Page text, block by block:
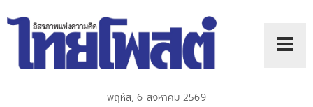
พฤหัส, 6 สิงหาคม 2569